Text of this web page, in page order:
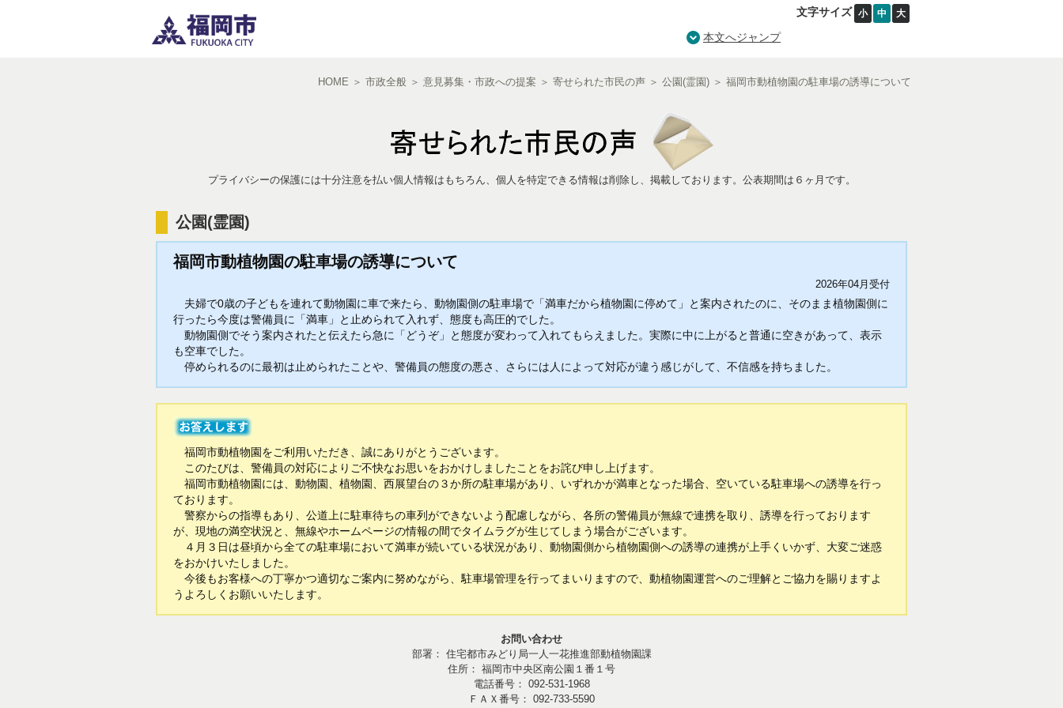
文字サイズ 小 中 大
本文へジャンプ
HOME ＞ 市政全般 ＞ 意見募集・市政への提案 ＞ 寄せられた市民の声 ＞ 公園(霊園) ＞ 福岡市動植物園の駐車場の誘導について
プライバシーの保護には十分注意を払い個人情報はもちろん、個人を特定できる情報は削除し、掲載しております。公表期間は６ヶ月です。
公園(霊園)
福岡市動植物園の駐車場の誘導について
2026年04月受付
夫婦で0歳の子どもを連れて動物園に車で来たら、動物園側の駐車場で「満車だから植物園に停めて」と案内されたのに、そのまま植物園側に
行ったら今度は警備員に「満車」と止められて入れず、態度も高圧的でした。
動物園側でそう案内されたと伝えたら急に「どうぞ」と態度が変わって入れてもらえました。実際に中に上がると普通に空きがあって、表示
も空車でした。
停められるのに最初は止められたことや、警備員の態度の悪さ、さらには人によって対応が違う感じがして、不信感を持ちました。
福岡市動植物園をご利用いただき、誠にありがとうございます。
このたびは、警備員の対応によりご不快なお思いをおかけしましたことをお詫び申し上げます。
福岡市動植物園には、動物園、植物園、西展望台の３か所の駐車場があり、いずれかが満車となった場合、空いている駐車場への誘導を行っ
ております。
警察からの指導もあり、公道上に駐車待ちの車列ができないよう配慮しながら、各所の警備員が無線で連携を取り、誘導を行っております
が、現地の満空状況と、無線やホームページの情報の間でタイムラグが生じてしまう場合がございます。
４月３日は昼頃から全ての駐車場において満車が続いている状況があり、動物園側から植物園側への誘導の連携が上手くいかず、大変ご迷惑
をおかけいたしました。
今後もお客様への丁寧かつ適切なご案内に努めながら、駐車場管理を行ってまいりますので、動植物園運営へのご理解とご協力を賜りますよ
うよろしくお願いいたします。
お問い合わせ
部署： 住宅都市みどり局一人一花推進部動植物園課
住所： 福岡市中央区南公園１番１号
電話番号： 092-531-1968
ＦＡＸ番号： 092-733-5590